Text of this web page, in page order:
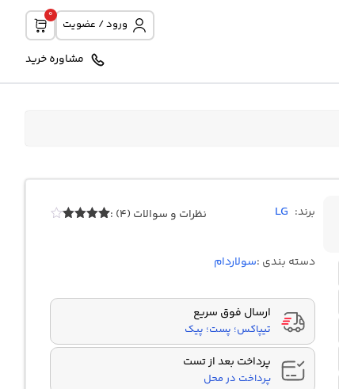
ورود / عضویت
0
مشاوره خرید
برند: LG نظرات و سوالات (4) :
ratings
دسته بندی :سولاردام
ارسال فوق سریع
تیپاکس؛ پست؛ پیک
پرداخت بعد از تست
پرداخت در محل